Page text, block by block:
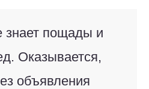
знает пощады и
Оказывается,
объявления